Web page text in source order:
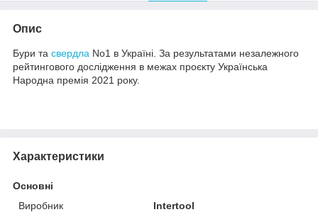
Опис
Бури та свердла No1 в Україні. За результатами незалежного
рейтингового дослідження в межах проєкту Українська
Народна премія 2021 року.
Характеристики
Основні
Виробник
Intertool